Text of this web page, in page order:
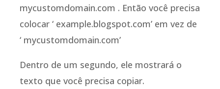
mycustomdomain.com . Então você precisa
colocar ‘ example.blogspot.com’ em vez de
‘ mycustomdomain.com’
Dentro de um segundo, ele mostrará o
texto que você precisa copiar.